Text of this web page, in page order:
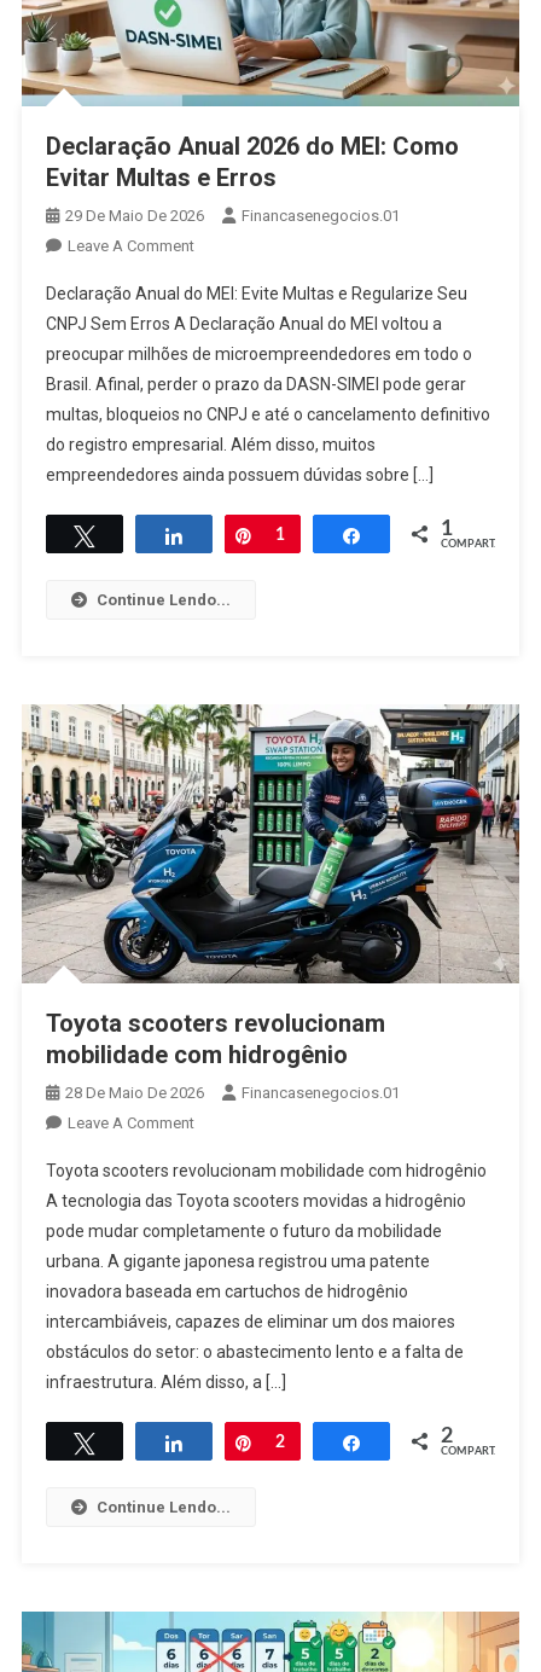
Declaração Anual 2026 do MEI: Como
Evitar Multas e Erros
29 De Maio De 2026
Financasenegocios.01
Leave A CommentOn
Anual
2026
Do
MEI:
Como
Evitar
Multas
Erros
Declaração Anual do MEI: Evite Multas e Regularize Seu
CNPJ Sem Erros A Declaração Anual do MEI voltou a
preocupar milhões de microempreendedores em todo o
Brasil. Afinal, perder o prazo da DASN-SIMEI pode gerar
multas, bloqueios no CNPJ e até o cancelamento definitivo
do registro empresarial. Além disso, muitos
empreendedores ainda possuem dúvidas sobre […]
Compartilhar
Pin
1 Compartilhar
1
COMPART.
Continue Lendo...
Toyota scooters revolucionam
mobilidade com hidrogênio
28 De Maio De 2026
Financasenegocios.01
Leave A CommentOn
Scooters
Revolucionam
Mobilidade
Com
Hidrogênio
Toyota scooters revolucionam mobilidade com hidrogênio
A tecnologia das Toyota scooters movidas a hidrogênio
pode mudar completamente o futuro da mobilidade
urbana. A gigante japonesa registrou uma patente
inovadora baseada em cartuchos de hidrogênio
intercambiáveis, capazes de eliminar um dos maiores
obstáculos do setor: o abastecimento lento e a falta de
infraestrutura. Além disso, a […]
Compartilhar
Pin
2 Compartilhar
2
COMPART.
Continue Lendo...